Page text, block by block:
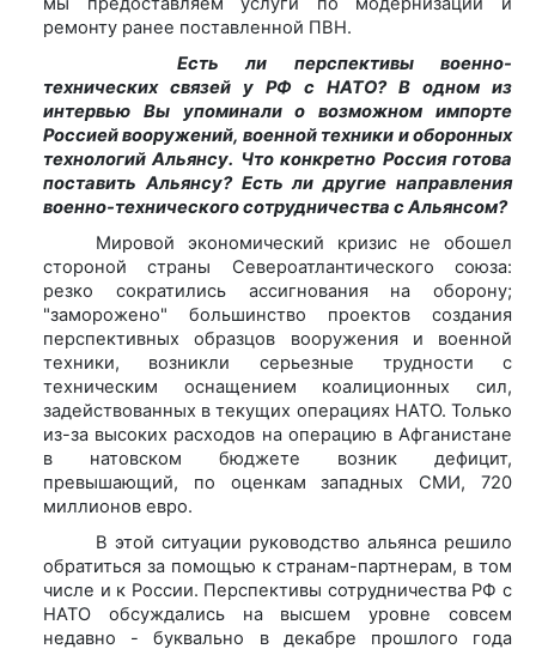
ремонту ранее поставленной ПВН.
Есть ли перспективы военно-
технических связей у РФ с НАТО? В одном из
интервью Вы упоминали о возможном импорте
Россией вооружений, военной техники и оборонных
технологий Альянсу. Что конкретно Россия готова
поставить Альянсу? Есть ли другие направления
военно-технического сотрудничества с Альянсом?
Мировой экономический кризис не обошел
стороной страны Североатлантического союза:
резко сократились ассигнования на оборону;
"заморожено" большинство проектов создания
перспективных образцов вооружения и военной
техники, возникли серьезные трудности с
техническим оснащением коалиционных сил,
задействованных в текущих операциях НАТО. Только
из-за высоких расходов на операцию в Афганистане
в натовском бюджете возник дефицит,
превышающий, по оценкам западных СМИ, 720
миллионов евро.
В этой ситуации руководство альянса решило
обратиться за помощью к странам-партнерам, в том
числе и к России. Перспективы сотрудничества РФ с
НАТО обсуждались на высшем уровне совсем
недавно - буквально в декабре прошлого года